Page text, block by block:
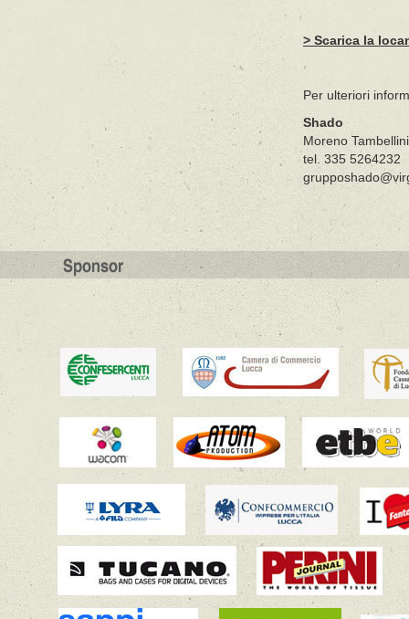
> Scarica la
Per ulteriori
Shado
Moreno Tambellini
tel. 335 5264232